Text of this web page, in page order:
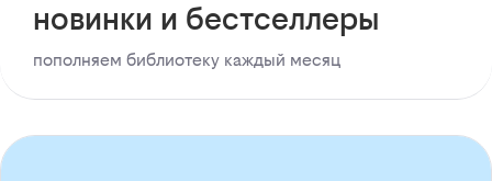
новинки и бестселлеры
пополняем библиотеку каждый месяц